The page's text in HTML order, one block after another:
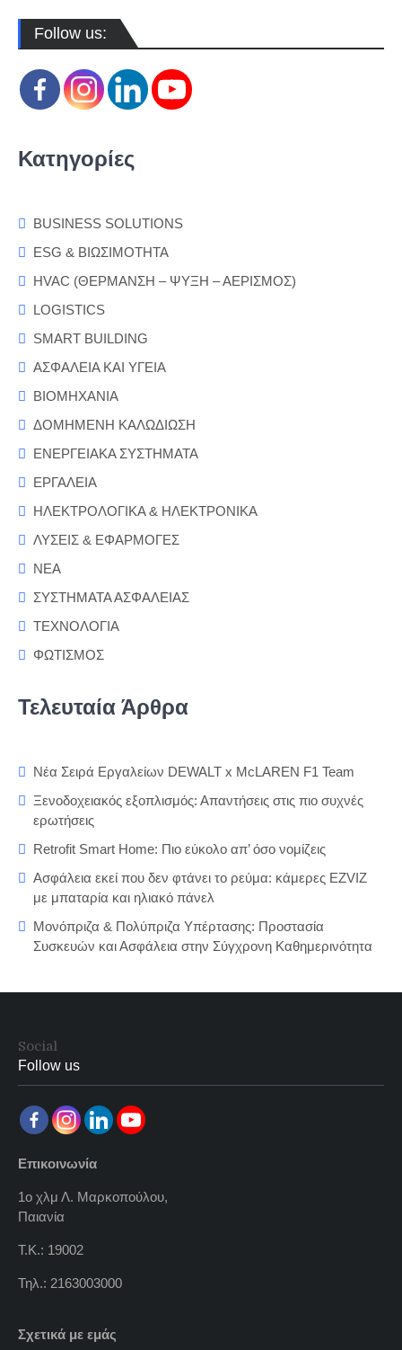
Follow us:
Κατηγορίες
BUSINESS SOLUTIONS
ESG & ΒΙΩΣΙΜΟΤΗΤΑ
HVAC (ΘΕΡΜΑΝΣΗ – ΨΥΞΗ – ΑΕΡΙΣΜΟΣ)
LOGISTICS
SMART BUILDING
ΑΣΦΑΛΕΙΑ ΚΑΙ ΥΓΕΙΑ
ΒΙΟΜΗΧΑΝΙΑ
ΔΟΜΗΜΕΝΗ ΚΑΛΩΔΙΩΣΗ
ΕΝΕΡΓΕΙΑΚΑ ΣΥΣΤΗΜΑΤΑ
ΕΡΓΑΛΕΙΑ
ΗΛΕΚΤΡΟΛΟΓΙΚΑ & ΗΛΕΚΤΡΟΝΙΚΑ
ΛΥΣΕΙΣ & ΕΦΑΡΜΟΓΕΣ
ΝΕΑ
ΣΥΣΤΗΜΑΤΑ ΑΣΦΑΛΕΙΑΣ
ΤΕΧΝΟΛΟΓΙΑ
ΦΩΤΙΣΜΟΣ
Τελευταία Άρθρα
Νέα Σειρά Εργαλείων DEWALT x McLAREN F1 Team
Ξενοδοχειακός εξοπλισμός: Απαντήσεις στις πιο συχνές
ερωτήσεις
Retrofit Smart Home: Πιο εύκολο απ’ όσο νομίζεις
Ασφάλεια εκεί που δεν φτάνει το ρεύμα: κάμερες EZVIZ
με μπαταρία και ηλιακό πάνελ
Μονόπριζα & Πολύπριζα Υπέρτασης: Προστασία
Συσκευών και Ασφάλεια στην Σύγχρονη Καθημερινότητα
Social
Follow us
Επικοινωνία
1ο χλμ Λ. Μαρκοπούλου,
Παιανία
Τ.Κ.: 19002
Τηλ.: 2163003000
Σχετικά με εμάς